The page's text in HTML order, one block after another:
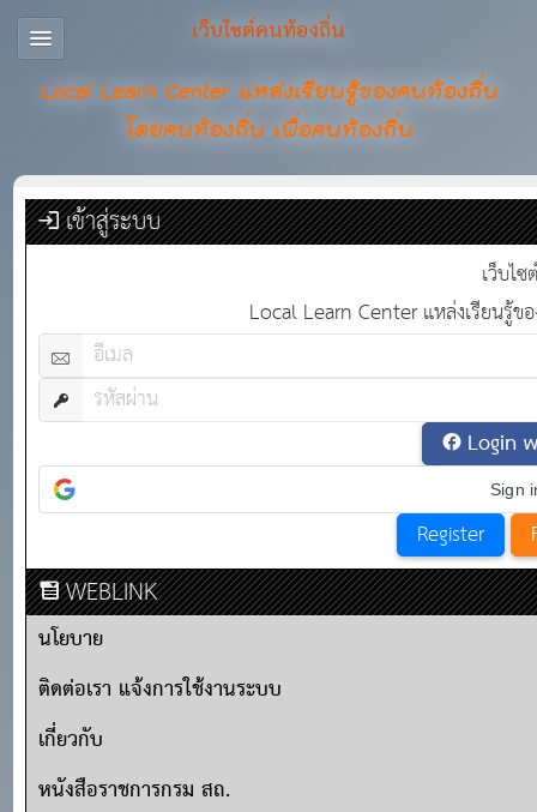
เว็บไซต์คนท้องถิ่น
Local Learn Center แหล่งเรียนรู้ของคนท้องถิ่น
โดยคนท้องถิ่น เพื่อคนท้องถิ่น
เข้าสู่ระบบ
เว็บไ
Local Learn Center แหล่งเรียนรู้
Login
Sign
WEBLINK
นโยบาย
ติดต่อเรา แจ้งการใช้งานระบบ
เกี่ยวกับ
หนังสือราชการกรม สถ.